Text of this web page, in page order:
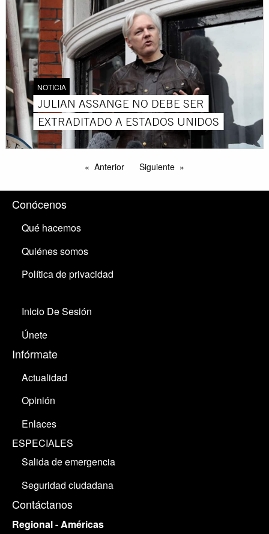
NOTICIA
JULIAN ASSANGE NO DEBE SER
EXTRADITADO A ESTADOS UNIDOS
Anterior Siguiente
Conócenos
Qué hacemos
Quiénes somos
Política de privacidad
Inicio De Sesión
Únete
Infórmate
Actualidad
Opinión
Enlaces
ESPECIALES
Salida de emergencia
Seguridad ciudadana
Contáctanos
Regional - Américas